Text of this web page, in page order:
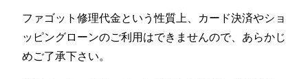
ファゴット修理代金という性質上、カード決済やショ
ッピングローンのご利用はできませんので、あらかじ
めご了承下さい。